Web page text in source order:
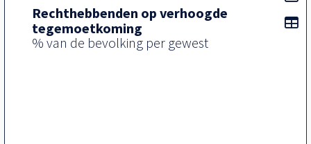
Rechthebbenden op verhoogde
tegemoetkoming
% van de bevolking per gewest